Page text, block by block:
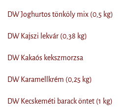
DW Joghurtos tönköly mix (0,5 kg)
DW Kajszi lekvár (0,38 kg)
DW Kakaós kekszmorzsa
DW Karamellkrém (0,25 kg)
DW Kecskeméti barack öntet (1 kg)